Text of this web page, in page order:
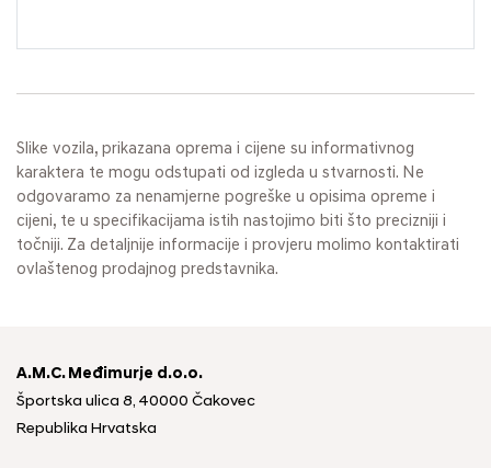
Slike vozila, prikazana oprema i cijene su informativnog
karaktera te mogu odstupati od izgleda u stvarnosti. Ne
odgovaramo za nenamjerne pogreške u opisima opreme i
cijeni, te u specifikacijama istih nastojimo biti što precizniji i
točniji. Za detaljnije informacije i provjeru molimo kontaktirati
ovlaštenog prodajnog predstavnika.
A.M.C. Međimurje d.o.o.
Športska ulica 8, 40000 Čakovec
Republika Hrvatska